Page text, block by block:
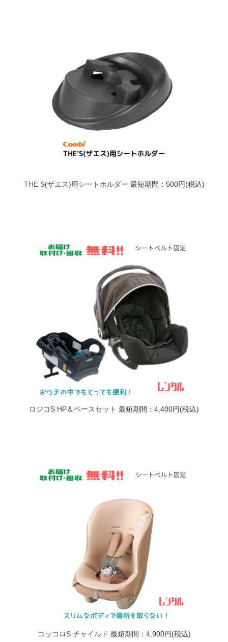
THE S(ザエス)用シートホルダー 最短期間：500円(税込)
ロジコS HP＆ベースセット 最短期間：4,400円(税込)
コッコロS チャイルド 最短期間：4,900円(税込)